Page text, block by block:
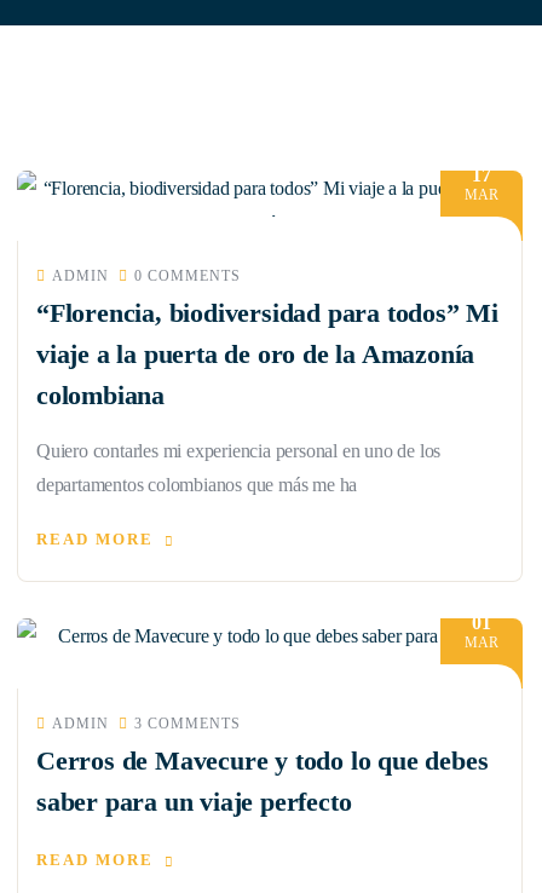
17
MAR
ADMIN 0 COMMENTS
“Florencia, biodiversidad para todos” Mi
viaje a la puerta de oro de la Amazonía
colombiana
Quiero contarles mi experiencia personal en uno de los
departamentos colombianos que más me ha
READ MORE
01
MAR
ADMIN 3 COMMENTS
Cerros de Mavecure y todo lo que debes
saber para un viaje perfecto
READ MORE